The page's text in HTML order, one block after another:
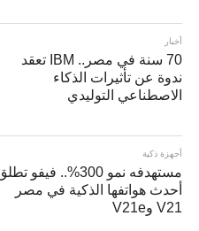
أخبار
70 سنة في مصر.. IBM تعقد
ندوة عن تأثيرات الذكاء
الاصطناعي التوليدي
أجهزة ذكية
مستهدفه نمو 300%.. فيفو
أحدث هواتفها الذكية في مصر
V21 وV21e